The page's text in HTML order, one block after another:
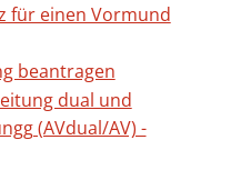
für einen Vormund
beantragen
dual und
(AVdual/AV) -